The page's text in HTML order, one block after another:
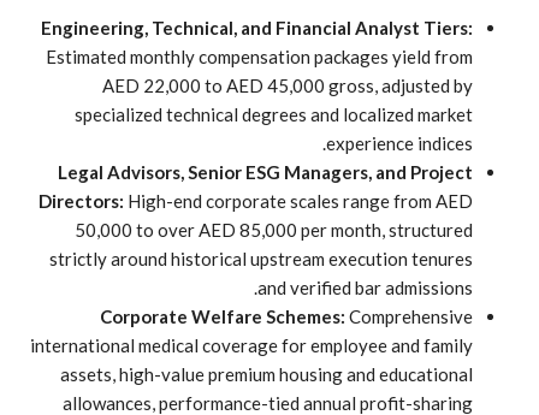
Engineering, Technical, and Financial Analyst Tiers:
Estimated monthly compensation packages yield from
AED 22,000 to AED 45,000 gross, adjusted by
specialized technical degrees and localized market
experience indices.
Legal Advisors, Senior ESG Managers, and Project
Directors: High-end corporate scales range from AED
50,000 to over AED 85,000 per month, structured
strictly around historical upstream execution tenures
and verified bar admissions.
Corporate Welfare Schemes: Comprehensive
international medical coverage for employee and family
assets, high-value premium housing and educational
allowances, performance-tied annual profit-sharing